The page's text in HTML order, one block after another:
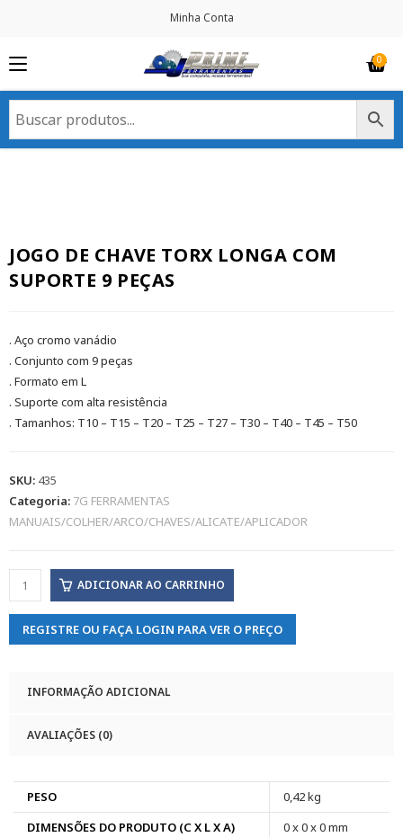
Minha Conta
JOGO DE CHAVE TORX LONGA COM
SUPORTE 9 PEÇAS
. Aço cromo vanádio
. Conjunto com 9 peças
. Formato em L
. Suporte com alta resistência
. Tamanhos: T10 – T15 – T20 – T25 – T27 – T30 – T40 – T45 – T50
SKU: 435
Categoria: 7G FERRAMENTAS
MANUAIS/COLHER/ARCO/CHAVES/ALICATE/APLICADOR
ADICIONAR AO CARRINHO
REGISTRE OU FAÇA LOGIN PARA VER O PREÇO
INFORMAÇÃO ADICIONAL
AVALIAÇÕES (0)
PESO
0,42 kg
DIMENSÕES DO PRODUTO (C X L X A)
0 x 0 x 0 mm